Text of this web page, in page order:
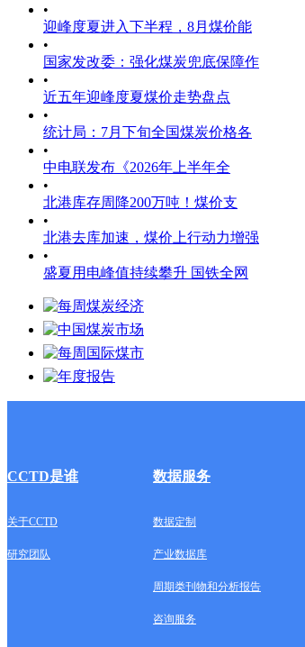
•
迎峰度夏进入下半程，8月煤价能
•
国家发改委：强化煤炭兜底保障作
•
近五年迎峰度夏煤价走势盘点
•
统计局：7月下旬全国煤炭价格各
•
中电联发布《2026年上半年全
•
北港库存周降200万吨！煤价支
•
北港去库加速，煤价上行动力增强
•
盛夏用电峰值持续攀升 国铁全网
CCTD是谁 数据服务
关于CCTD 数据定制
研究团队 产业数据库
周期类刊物和分析报告
咨询服务